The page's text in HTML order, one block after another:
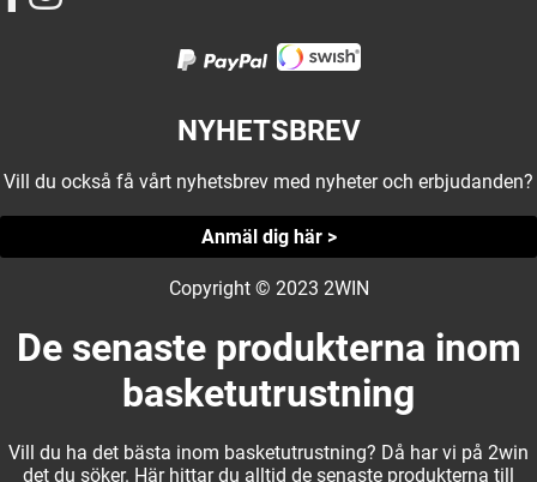
NYHETSBREV
Vill du också få vårt nyhetsbrev med nyheter och erbjudanden?
Anmäl dig här >
Copyright © 2023 2WIN
De senaste produkterna inom
basketutrustning
Vill du ha det bästa inom basketutrustning? Då har vi på 2win
det du söker. Här hittar du alltid de senaste produkterna till